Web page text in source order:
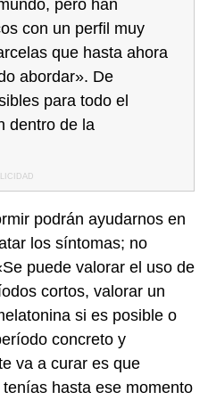
pero han
con un perfil muy
que hasta ahora
abordar». De
para todo el
dentro de la
podrán ayudarnos en
los síntomas; no
puede valorar el uso de
cortos, valorar un
si es posible o
concreto y
va a curar es que
hasta ese momento